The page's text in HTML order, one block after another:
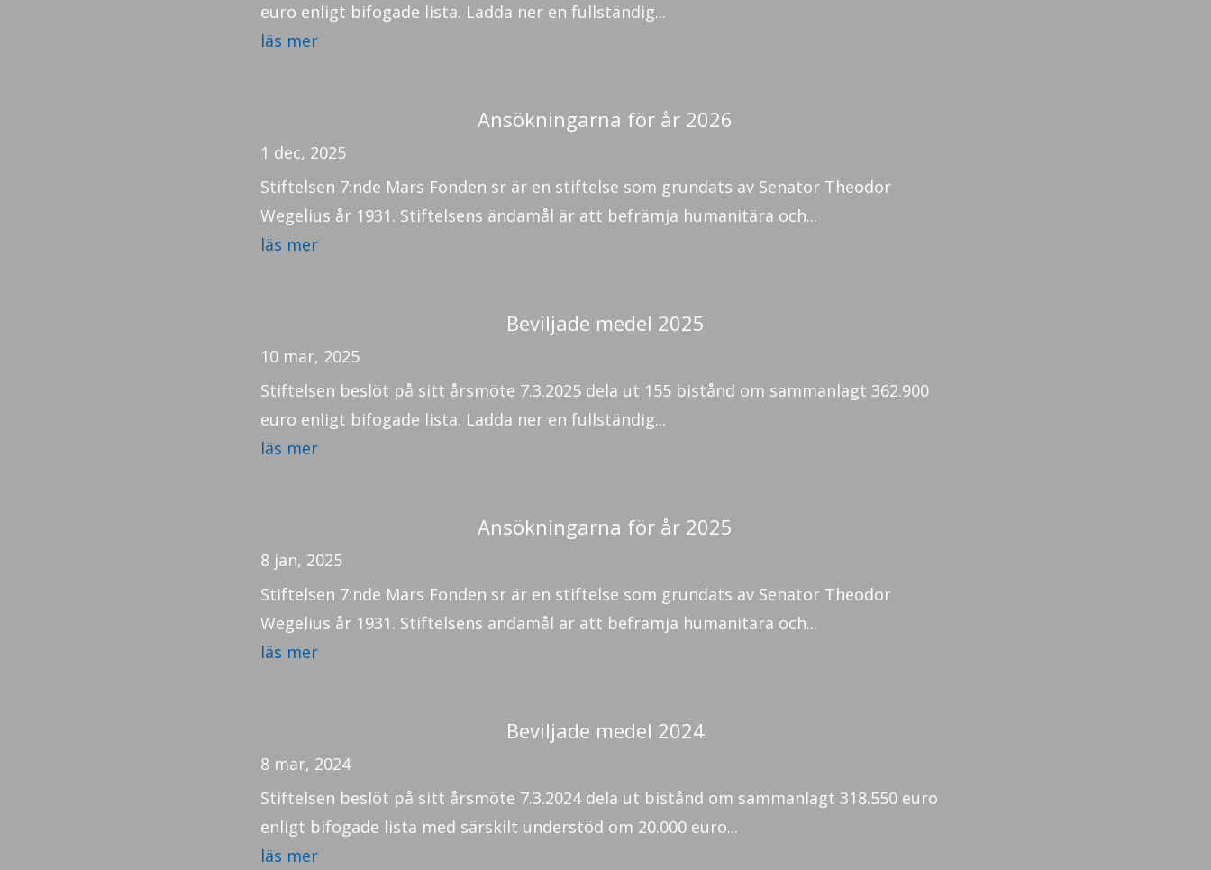
euro enligt bifogade lista. Ladda ner en fullständig...
läs mer
Ansökningarna för år 2026
1 dec, 2025
Stiftelsen 7:nde Mars Fonden sr är en stiftelse som grundats av Senator Theodor
Wegelius år 1931. Stiftelsens ändamål är att befrämja humanitära och...
läs mer
Beviljade medel 2025
10 mar, 2025
Stiftelsen beslöt på sitt årsmöte 7.3.2025 dela ut 155 bistånd om sammanlagt 362.900
euro enligt bifogade lista. Ladda ner en fullständig...
läs mer
Ansökningarna för år 2025
8 jan, 2025
Stiftelsen 7:nde Mars Fonden sr är en stiftelse som grundats av Senator Theodor
Wegelius år 1931. Stiftelsens ändamål är att befrämja humanitära och...
läs mer
Beviljade medel 2024
8 mar, 2024
Stiftelsen beslöt på sitt årsmöte 7.3.2024 dela ut bistånd om sammanlagt 318.550 euro
enligt bifogade lista med särskilt understöd om 20.000 euro...
läs mer